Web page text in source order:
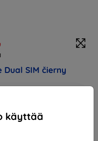
käyttää
Dual SIM čierny